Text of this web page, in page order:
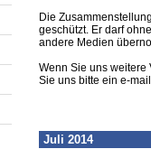
Die
geschützt. Er darf
andere Medien
Wenn Sie uns weitere
Sie uns bitte ein e-
Juli 2014